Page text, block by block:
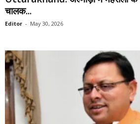
चालक...
Editor - May 30, 2026